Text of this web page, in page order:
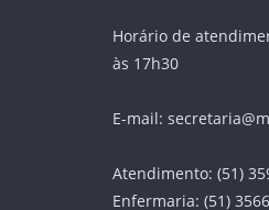
Horário de
às 17h30
E-mail:
Atendimento: (51)
Enfermaria: (51)